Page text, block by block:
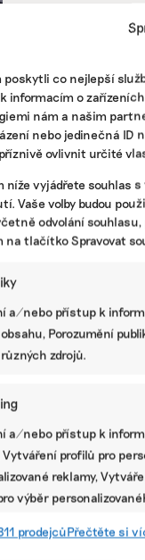
poskytli co nejlepší
informacím o
nám a našim
nebo jedinečná ID
ovlivnit určité
níže vyjádřete souhlas
Vaše volby budou
odvolání
tlačítko Spravovat
a/nebo přístup k
Porozumění
zdrojů.
a/nebo přístup k
Vytváření profilů pro
reklamy,
výběr
prodejcůPřečtěte si
USA
Český průmysl
přežil, říká
V srpnu loňského
být jedním z
klimatické změně v
snížení inflace.
balíček, který může
přístup Evropy a
transformaci.
USA investují